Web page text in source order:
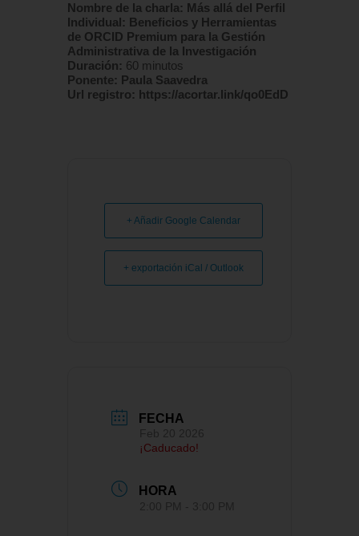
Nombre de la charla: Más allá del Perfil
Individual: Beneficios y Herramientas
de ORCID Premium para la Gestión
Administrativa de la Investigación
Duración: 60 minutos
Ponente: Paula Saavedra
Url registro: https://acortar.link/qo0EdD
+ Añadir Google Calendar
+ exportación iCal / Outlook
FECHA
¡Caducado!
HORA